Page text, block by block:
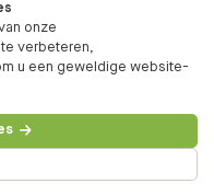
onze
verbeteren,
u een geweldige website-